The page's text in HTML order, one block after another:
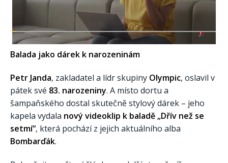
Balada jako dárek k narozeninám
Petr Janda, zakladatel a lídr skupiny Olympic, oslavil v
pátek své 83. narozeniny. A místo dortu a
šampaňského dostal skutečně stylový dárek – jeho
kapela vydala nový videoklip k baladě „Dřív než se
setmí“, která pochází z jejich aktuálního alba
Bombarďák.